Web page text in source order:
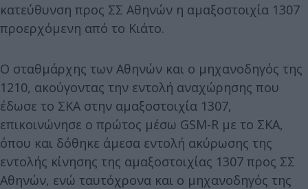
κατεύθυνση προς ΣΣ Αθηνών η αμαξοστοιχία 1307
προερχόμενη από το Κιάτο.
Ο σταθμάρχης των Αθηνών και ο μηχανοδηγός της
1210, ακούγοντας την εντολή αναχώρησης που
έδωσε το ΣΚΑ στην αμαξοστοιχία 1307,
επικοινώνησε ο πρώτος μέσω GSM-R με το ΣΚΑ,
όπου και δόθηκε άμεσα εντολή ακύρωσης της
εντολής κίνησης της αμαξοστοιχίας 1307 προς ΣΣ
Αθηνών, ενώ ταυτόχρονα και ο μηχανοδηγός της